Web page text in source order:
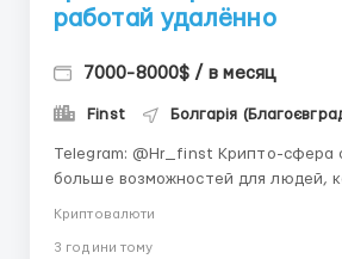
работай удалённо
7000-8000$ / в месяц
Finst Болгарія
Telegram: @Hr_finst Крипто-сфера открывает всё
больше возможностей для людей,
полноценная цифровая индустрия
Криптовалюти
3 години тому